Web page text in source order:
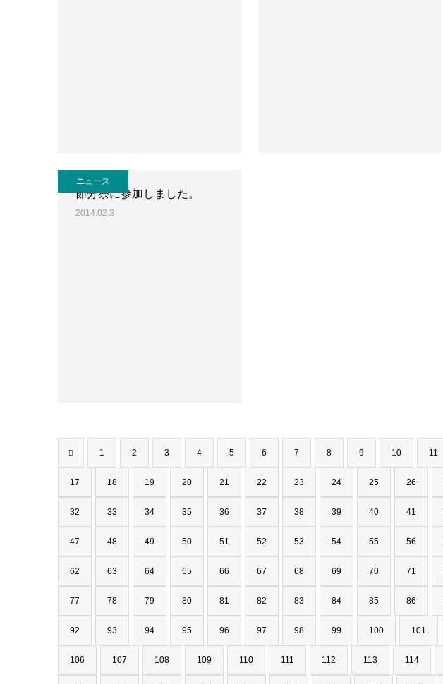
ニュース
節分祭に参加しました。
2014.02.3
1 2 3 4 5 6 7 8 9 10 11
17 18 19 20 21 22 23 24 25 26
32 33 34 35 36 37 38 39 40 41
47 48 49 50 51 52 53 54 55 56
62 63 64 65 66 67 68 69 70 71
77 78 79 80 81 82 83 84 85 86
92 93 94 95 96 97 98 99 100 101
106 107 108 109 110 111 112 113 114